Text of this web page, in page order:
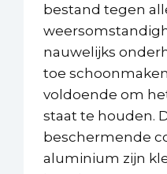
bestand tegen
nauwelijks
toe
voldoende om
staat te houden.
beschermende
aluminium zijn